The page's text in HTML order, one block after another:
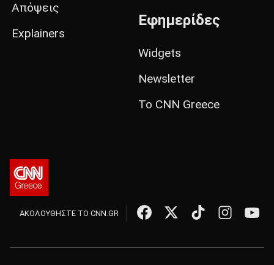
Απόψεις
Explainers
Εφημερίδες
Widgets
Newsletter
Το CNN Greece
ΑΚΟΛΟΥΘΗΣΤΕ ΤΟ CNN.GR